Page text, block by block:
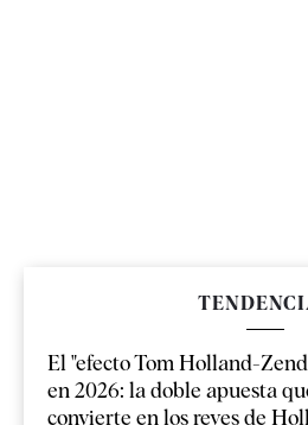
El "efecto Tom Holland-
en 2026: la doble apuesta
convierte en los reyes de